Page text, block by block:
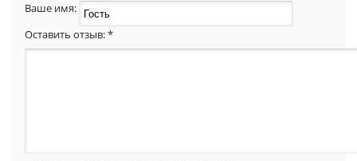
Ваше имя:
Оставить отзыв:*